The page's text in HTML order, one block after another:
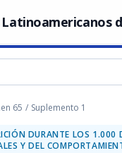
65 / Suplemento 1
DURANTE LOS 1.000
Y DEL